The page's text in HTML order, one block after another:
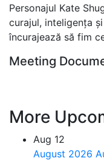
Personajul Kate
curajul, inteligența
încurajează să fim
Meeting
More
Aug 12
August 2026